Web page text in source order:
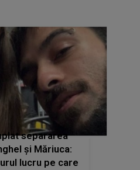
separarea
și Măriuca:
lucru pe care